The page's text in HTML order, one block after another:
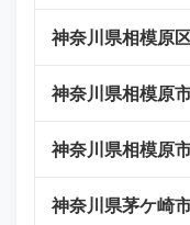
神奈川県相模原
神奈川県相模原
神奈川県相模原
神奈川県茅ケ崎